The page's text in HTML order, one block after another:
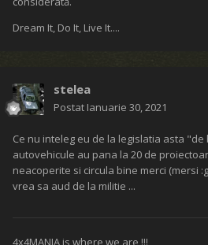
Dream It, Do It, Live It....
stelea
Postat Ianuarie 30, 2021
Ce nu inteleg eu de la legislatia asta
autovehicule au pana la 20 de
neacoperite si circula bine merci (mersi
vrea sa aud de la militie ...
4x4MANIA is where we are !!!